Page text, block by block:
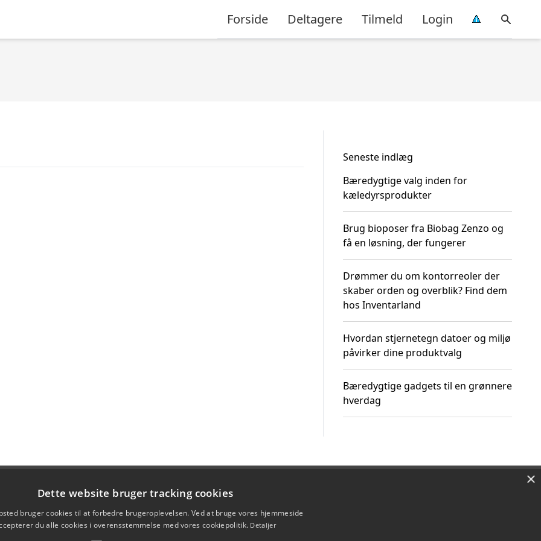
Forside Deltagere Tilmeld Login
Seneste indlæg
Bæredygtige valg inden for
kæledyrsprodukter
Brug bioposer fra Biobag Zenzo og
få en løsning, der fungerer
Drømmer du om kontorreoler der
skaber orden og overblik? Find dem
hos Inventarland
Hvordan stjernetegn datoer og miljø
påvirker dine produktvalg
Bæredygtige gadgets til en grønnere
hverdag
×
Dette website bruger tracking cookies
bruger cookies til at forbedre brugeroplevelsen. Ved at bruge vores hjemmeside
du alle cookies i overensstemmelse med vores cookiepolitik. Detaljer